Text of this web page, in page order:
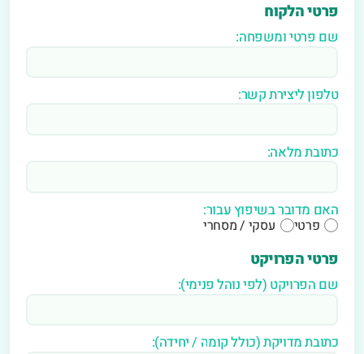
פרטי הלקוח
שם פרטי ומשפחה:
טלפון ליצירת קשר:
כתובת מלאה:
האם מדובר בשיפוץ עבור:
פרטי עסקי / מסחרי
פרטי הפרויקט
שם הפרויקט (לפי נוהל פנימי):
כתובת מדויקת (כולל קומה / יחידה):